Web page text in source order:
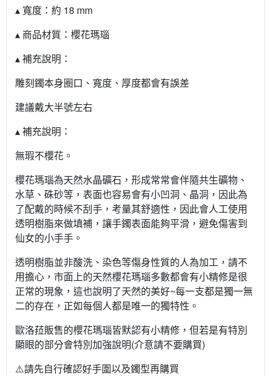
▴ 寬度：約 18 mm
▴ 商品材質：櫻花瑪瑙
▴ 補充說明：
雕刻鐲本身圈口、寬度、厚度都會有誤差
建議戴大半號左右
▴ 補充說明：
無瑕不櫻花。
櫻花瑪瑙為天然水晶礦石，形成常常會伴隨共生礦物、
水草、硃砂等，表面也容易會有小凹洞、晶洞，因此為
了配戴的時候不刮手，考量其舒適性，因此會人工使用
透明樹脂來做填補，讓手鐲表面能夠平滑，避免傷害到
仙女的小手手。
透明樹脂並非酸洗、染色等傷身性質的人為加工，請不
用擔心，市面上的天然櫻花瑪瑙多數都會有小精修是很
正常的現象，這也說明了天然的美好~每一支都是獨一無
二的存在，正如每個人都是唯一的獨特性。
歐洛菈販售的櫻花瑪瑙皆默認有小精修，但若是有特別
顯眼的部分會特別加強說明(介意請不要購買)
⚠️請先自行確認好手圍以及鐲型再購買